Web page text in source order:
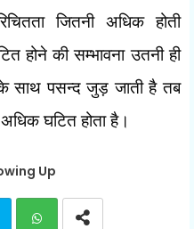
जितनी अधिक होती
होने की सम्भावना उतनी ही
साथ पसन्द जुड़ जाती है तब
घटित होता है।
Up